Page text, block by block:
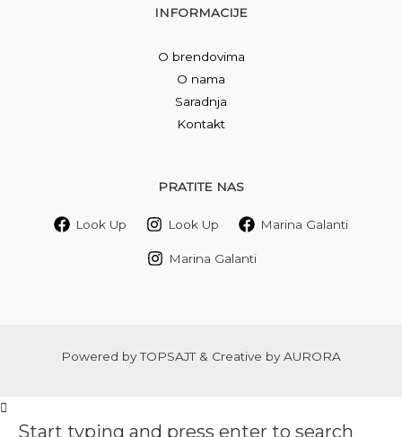
INFORMACIJE
O brendovima
O nama
Saradnja
Kontakt
PRATITE NAS
Look Up Look Up Marina Galanti
Marina Galanti
Powered byTOPSAJT& Creative byAURORA
Start typing and press enter to search